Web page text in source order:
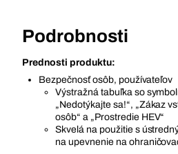
Podrobnosti
Prednosti produktu:
Bezpečnosť osôb, používateľov
Výstražná tabuľka so
„Nedotýkajte sa!“, „Zákaz
osôb“ a „Prostredie HEV“
Skvelá na použitie s
na upevnenie na